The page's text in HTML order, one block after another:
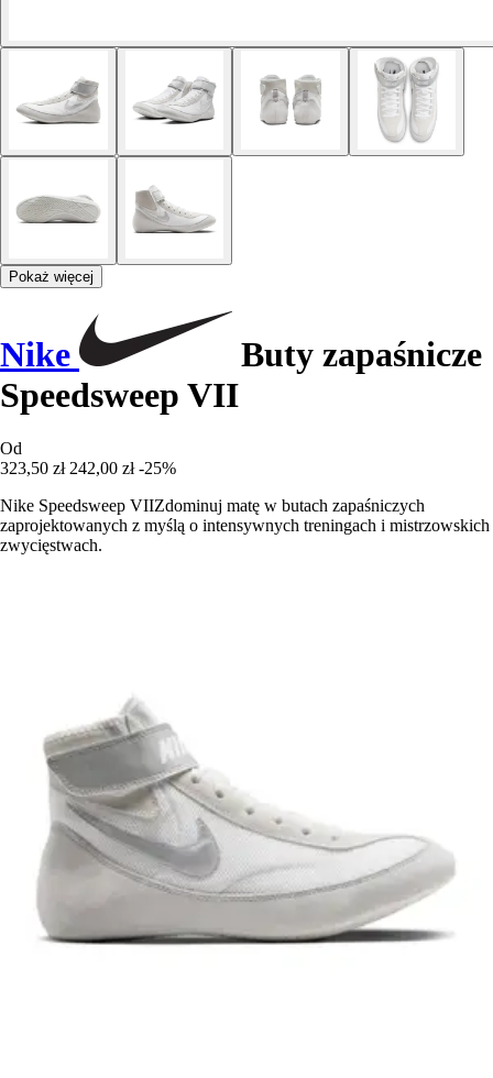
Pokaż więcej
Nike
Buty zapaśnicze
Speedsweep VII
Od
323,50 zł 242,00 zł -25%
Nike Speedsweep VIIZdominuj matę w butach zapaśniczych
zaprojektowanych z myślą o intensywnych treningach i mistrzowskich
zwycięstwach.